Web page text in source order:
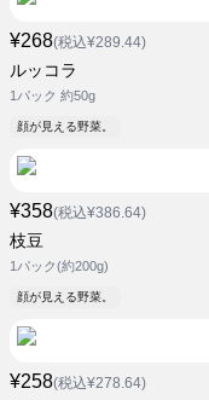
¥268(税込¥289.44)
ルッコラ
1パック 約50g
顔が見える野菜。
¥358(税込¥386.64)
枝豆
1パック(約200g)
顔が見える野菜。
¥258(税込¥278.64)